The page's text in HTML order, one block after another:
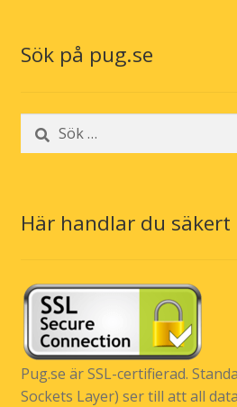
Sök på pug.se
Sök
efter:
Här handlar du säkert
Pug.se är SSL-certifierad.
Sockets Layer) ser till att all